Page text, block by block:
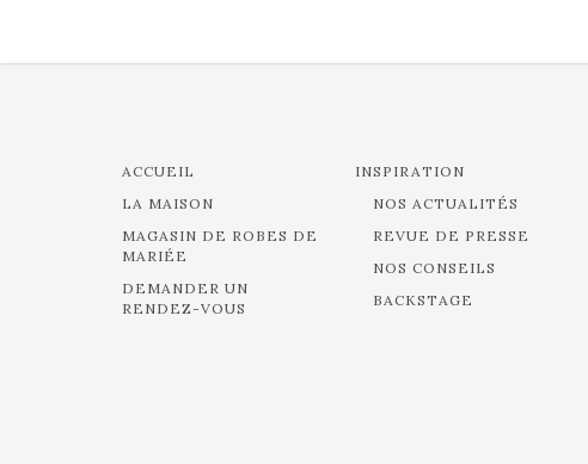
ACCUEIL
LA MAISON
MAGASIN DE ROBES DE
MARIÉE
DEMANDER UN
RENDEZ-VOUS
INSPIRATION
NOS ACTUALITÉS
REVUE DE PRESSE
NOS CONSEILS
BACKSTAGE